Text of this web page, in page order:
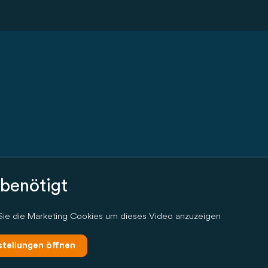
die Marketing Cookies um dieses Video anzuzeigen
öffnen